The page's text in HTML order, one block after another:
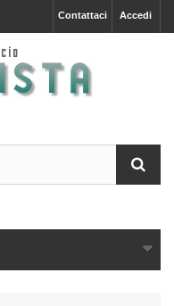
Accedi
Contattaci